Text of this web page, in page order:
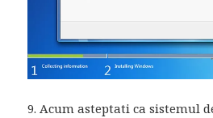
9. Acum asteptati ca sistemul